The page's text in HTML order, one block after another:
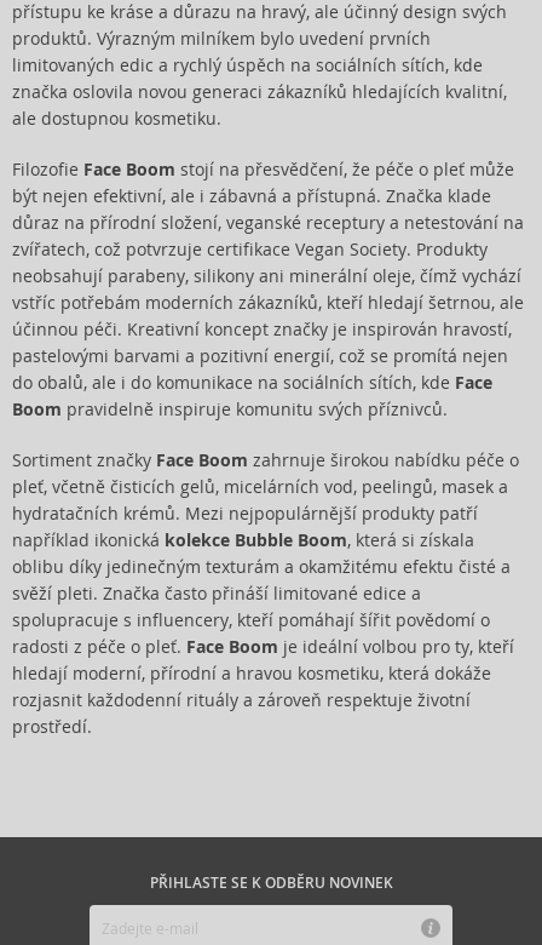
přístupu ke kráse a důrazu na hravý, ale účinný design svých
produktů. Výrazným milníkem bylo uvedení prvních
limitovaných edic a rychlý úspěch na sociálních sítích, kde
značka oslovila novou generaci zákazníků hledajících kvalitní,
ale dostupnou kosmetiku.
Filozofie Face Boom stojí na přesvědčení, že péče o pleť může
být nejen efektivní, ale i zábavná a přístupná. Značka klade
důraz na přírodní složení, veganské receptury a netestování na
zvířatech, což potvrzuje certifikace Vegan Society. Produkty
neobsahují parabeny, silikony ani minerální oleje, čímž vychází
vstříc potřebám moderních zákazníků, kteří hledají šetrnou, ale
účinnou péči. Kreativní koncept značky je inspirován hravostí,
pastelovými barvami a pozitivní energií, což se promítá nejen
do obalů, ale i do komunikace na sociálních sítích, kde Face
Boom pravidelně inspiruje komunitu svých příznivců.
Sortiment značky Face Boom zahrnuje širokou nabídku péče o
pleť, včetně čisticích gelů, micelárních vod, peelingů, masek a
hydratačních krémů. Mezi nejpopulárnější produkty patří
například ikonická kolekce Bubble Boom, která si získala
oblibu díky jedinečným texturám a okamžitému efektu čisté a
svěží pleti. Značka často přináší limitované edice a
spolupracuje s influencery, kteří pomáhají šířit povědomí o
radosti z péče o pleť. Face Boom je ideální volbou pro ty, kteří
hledají moderní, přírodní a hravou kosmetiku, která dokáže
rozjasnit každodenní rituály a zároveň respektuje životní
prostředí.
PŘIHLASTE SE K ODBĚRU NOVINEK